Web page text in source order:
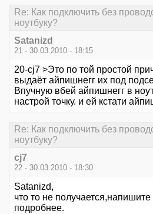
Re: Как подключить без
ноутбуку?
Satanizd
21 - 30.03.2010 - 18:15
20-cj7 >Это по той простой
выдаёт айпишнегг их под
Впучную вбей айпишнегг в
настрой точку. и ей кстати
Re: Как подключить без
ноутбуку?
cj7
22 - 30.03.2010 - 18:30
Satanizd,
что то не
подробнее.